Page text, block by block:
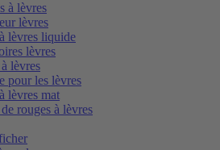
à lèvres
lèvres
lèvres liquide
lèvres
lèvres
pour les lèvres
lèvres mat
rouges à lèvres